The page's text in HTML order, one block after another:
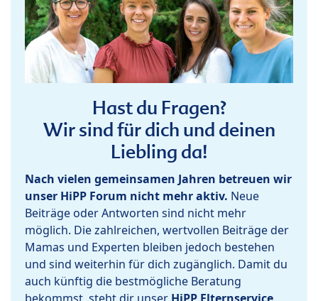
Hast du Fragen?
Wir sind für dich und deinen
Liebling da!
Nach vielen gemeinsamen Jahren betreuen wir
unser HiPP Forum nicht mehr aktiv. Neue
Beiträge oder Antworten sind nicht mehr
möglich. Die zahlreichen, wertvollen Beiträge der
Mamas und Experten bleiben jedoch bestehen
und sind weiterhin für dich zugänglich. Damit du
auch künftig die bestmögliche Beratung